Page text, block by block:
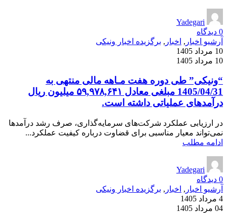
Yadegari
0 دیدگاه
آرشیو اخبار , اخبار , برگزیده اخبار ونیکی
10 مرداد 1405
10 مرداد 1405
“ونیکی” طی دوره هفت مـاهه مالی منتهی به
1405/04/31 مبلغی معادل ۵۹,۹۷۸,۶۴۱ میلیون ریال
درآمدهای عملیاتی داشته است.
در ارزیابی عملکرد شرکت‌های سرمایه‌گذاری، صرف رشد درآمدها
نمی‌تواند معیار مناسبی برای قضاوت درباره کیفیت عملکرد...
ادامه مطلب
Yadegari
0 دیدگاه
آرشیو اخبار , اخبار , برگزیده اخبار ونیکی
4 مرداد 1405
04 مرداد 1405